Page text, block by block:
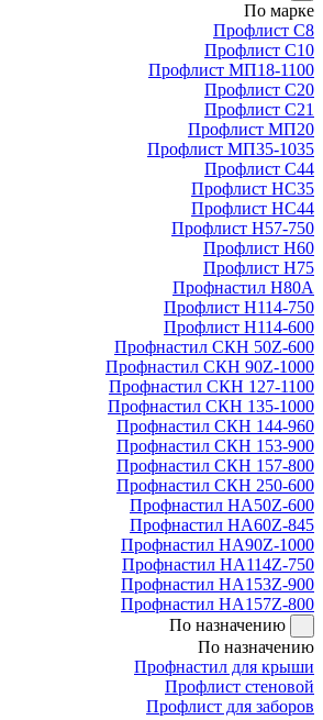
По марке
Профлист С8
Профлист С10
Профлист МП18-1100
Профлист С20
Профлист С21
Профлист МП20
Профлист МП35-1035
Профлист С44
Профлист НС35
Профлист НС44
Профлист Н57-750
Профлист Н60
Профлист Н75
Профнастил Н80А
Профлист Н114-750
Профлист Н114-600
Профнастил СКН 50Z-600
Профнастил СКН 90Z-1000
Профнастил СКН 127-1100
Профнастил СКН 135-1000
Профнастил СКН 144-960
Профнастил СКН 153-900
Профнастил СКН 157-800
Профнастил СКН 250-600
Профнастил НА50Z-600
Профнастил НА60Z-845
Профнастил НА90Z-1000
Профнастил НА114Z-750
Профнастил НА153Z-900
Профнастил НА157Z-800
По назначению
По назначению
Профнастил для крыши
Профлист стеновой
Профлист для заборов